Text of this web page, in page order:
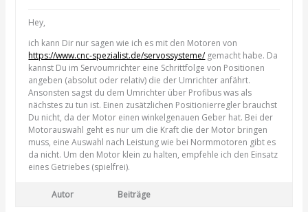
Hey,
ich kann Dir nur sagen wie ich es mit den Motoren von
https://www.cnc-spezialist.de/servossysteme/gemacht habe. Da
kannst Du im Servoumrichter eine Schrittfolge von Positionen
angeben (absolut oder relativ) die der Umrichter anfährt.
Ansonsten sagst du dem Umrichter über Profibus was als
nächstes zu tun ist. Einen zusätzlichen Positionierregler brauchst
Du nicht, da der Motor einen winkelgenauen Geber hat. Bei der
Motorauswahl geht es nur um die Kraft die der Motor bringen
muss, eine Auswahl nach Leistung wie bei Normmotoren gibt es
da nicht. Um den Motor klein zu halten, empfehle ich den Einsatz
eines Getriebes (spielfrei).
Autor Beiträge